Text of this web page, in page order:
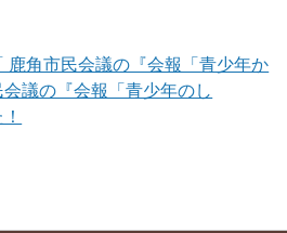
鹿角市民会議の『会報「青少年か
議の『会報「青少年のし